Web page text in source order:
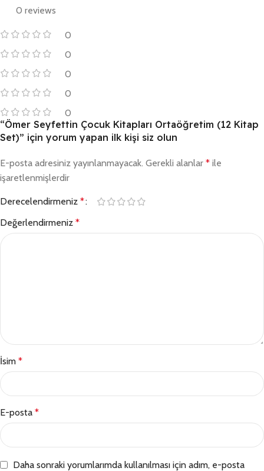
0 reviews
0
0
0
0
0
“Ömer Seyfettin Çocuk Kitapları Ortaöğretim (12 Kitap
Set)” için yorum yapan ilk kişi siz olun
E-posta adresiniz yayınlanmayacak. Gerekli alanlar * ile
işaretlenmişlerdir
Derecelendirmeniz *
Değerlendirmeniz *
İsim *
E-posta *
Daha sonraki yorumlarımda kullanılması için adım, e-posta